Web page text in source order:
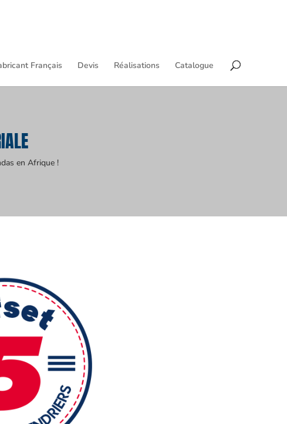
Français Devis Réalisations Catalogue
en Afrique !